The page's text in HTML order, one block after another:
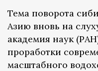
Тема поворота
Азию вновь на
академия наук
проработки
масштабного